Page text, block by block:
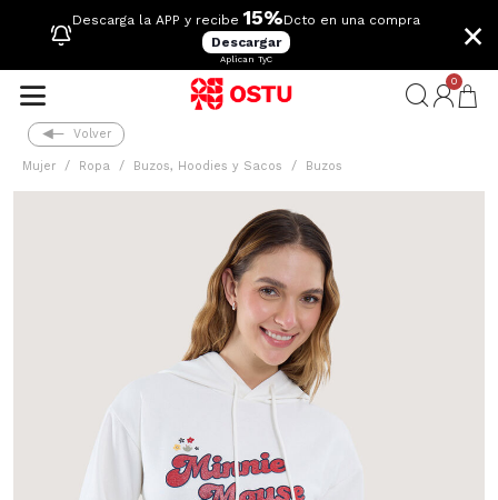
Descarga la APP y recibe 15%Dcto en una compra
Descargar
Aplican TyC
×
0
Volver
Mujer Ropa Buzos, Hoodies y Sacos Buzos